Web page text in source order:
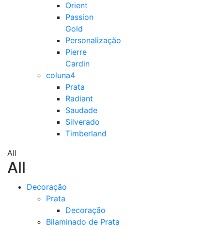
Orient
Passion
Gold
Personalização
Pierre
Cardin
coluna4
Prata
Radiant
Saudade
Silverado
Timberland
All
All
Decoração
Prata
Decoração
Bilaminado de Prata